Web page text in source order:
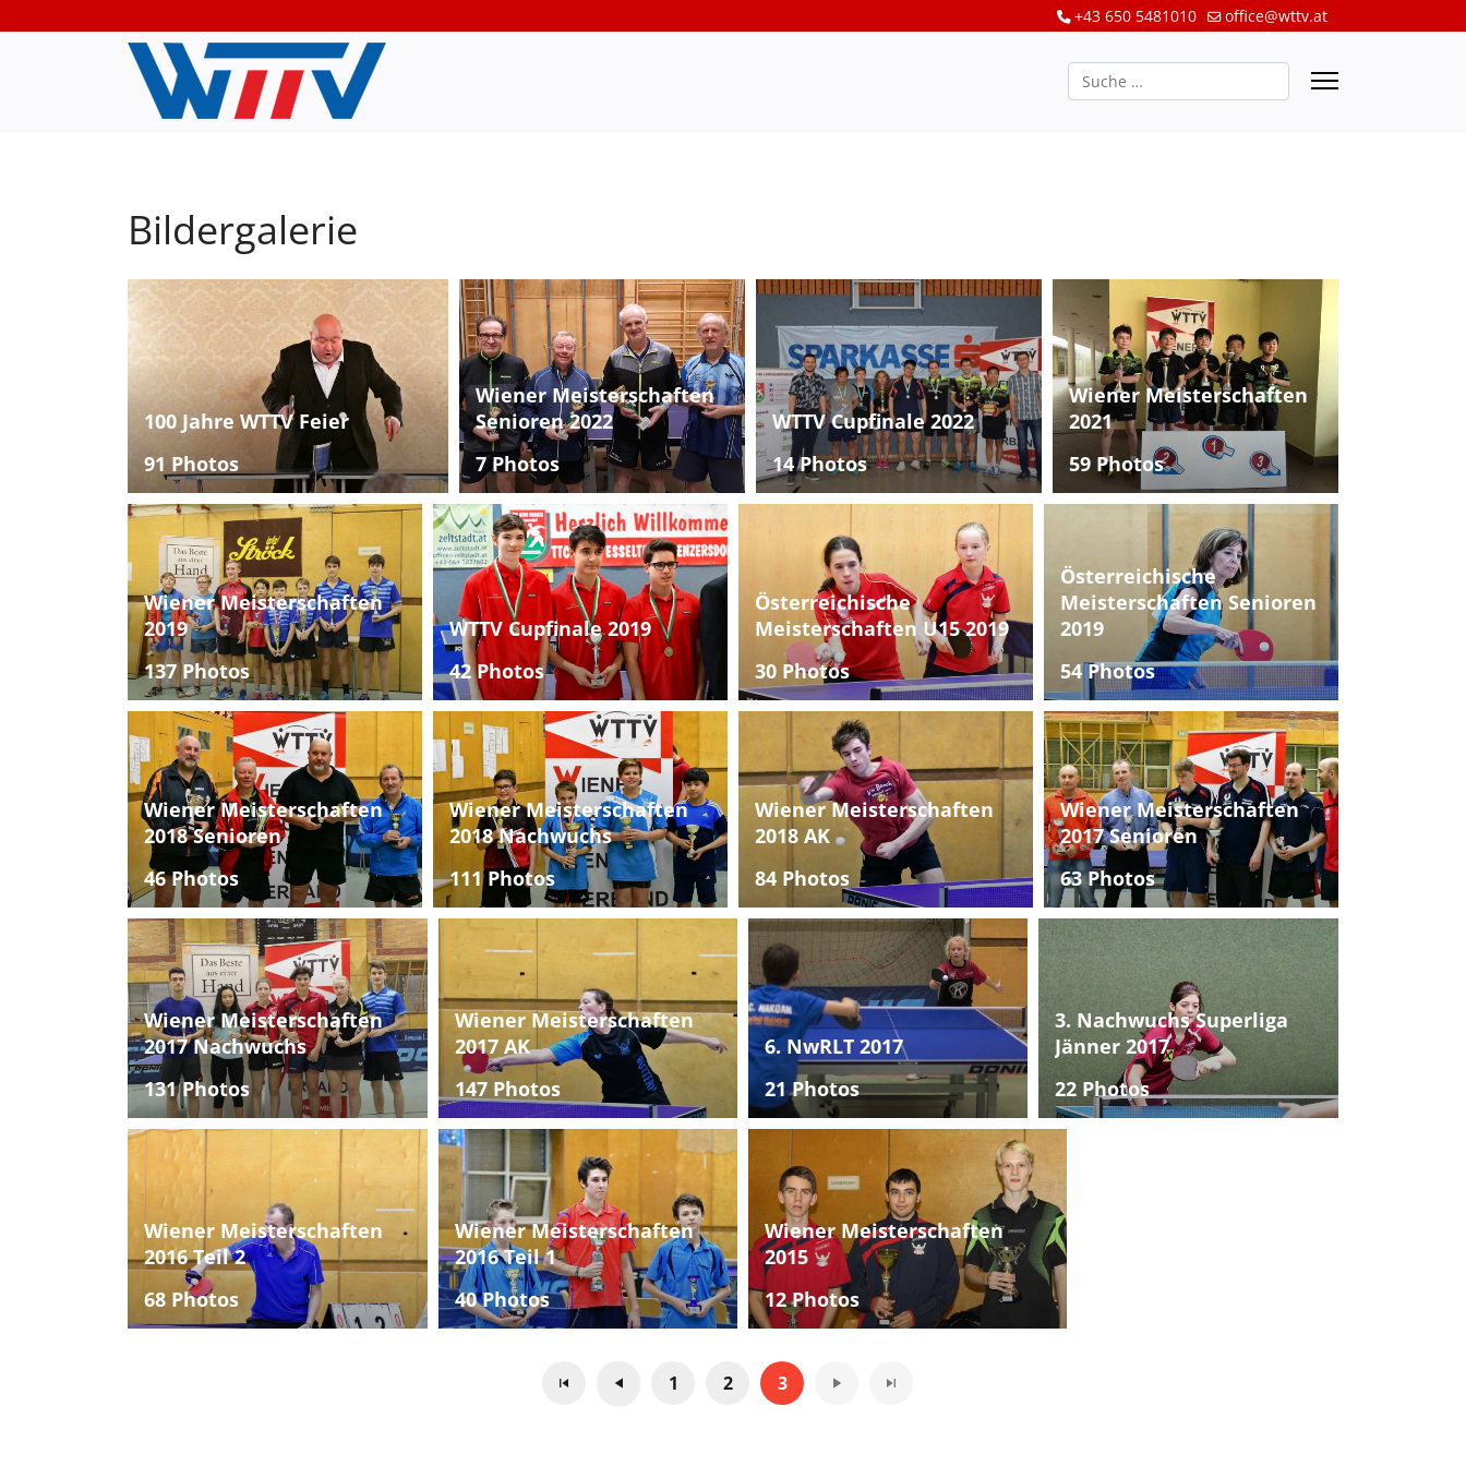
+43 650 5481010 office@wttv.at
Suchen
Bildergalerie
100 Jahre WTTV Feier
91 Photos
Wiener Meisterschaften
Senioren 2022
7 Photos
WTTV Cupfinale 2022
14 Photos
Wiener Meisterschaften
2021
59 Photos
Wiener Meisterschaften
2019
137 Photos
WTTV Cupfinale 2019
42 Photos
Österreichische
Meisterschaften U15 2019
30 Photos
Österreichische
Meisterschaften Senioren
2019
54 Photos
Wiener Meisterschaften
2018 Senioren
46 Photos
Wiener Meisterschaften
2018 Nachwuchs
111 Photos
Wiener Meisterschaften
2018 AK
84 Photos
Wiener Meisterschaften
2017 Senioren
63 Photos
Wiener Meisterschaften
2017 Nachwuchs
131 Photos
Wiener Meisterschaften
2017 AK
147 Photos
6. NwRLT 2017
21 Photos
3. Nachwuchs Superliga
Jänner 2017
22 Photos
Wiener Meisterschaften
2016 Teil 2
68 Photos
Wiener Meisterschaften
2016 Teil 1
40 Photos
Wiener Meisterschaften
2015
12 Photos
1 2 3